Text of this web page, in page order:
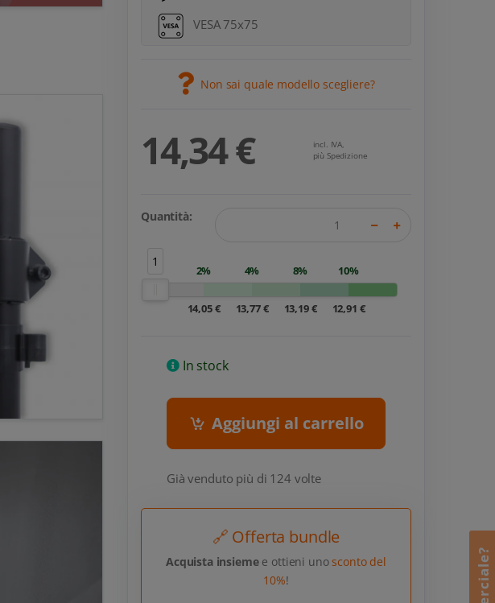
VESA 75x75
Non sai quale modello scegliere?
14,34 €
incl. IVA,
più Spedizione
Quantità:
1
2%
14,05 €
4%
13,77 €
8%
13,19 €
10%
12,91 €
In stock
Aggiungi al carrello
Già venduto più di 124 volte
🔗 Offerta bundle
Acquista insiemee ottieni unosconto del
10%!